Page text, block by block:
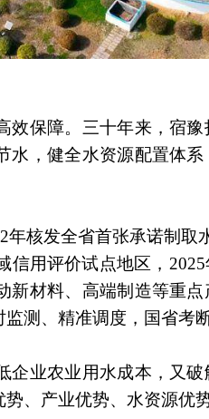
保障。三十年来，宿豫
水，健全水资源配置体
核发全省首张承诺制取
信用评价试点地区，
材料、高端制造等重
测、精准调度，国省考
业农业用水成本，又
、产业优势、水资源优